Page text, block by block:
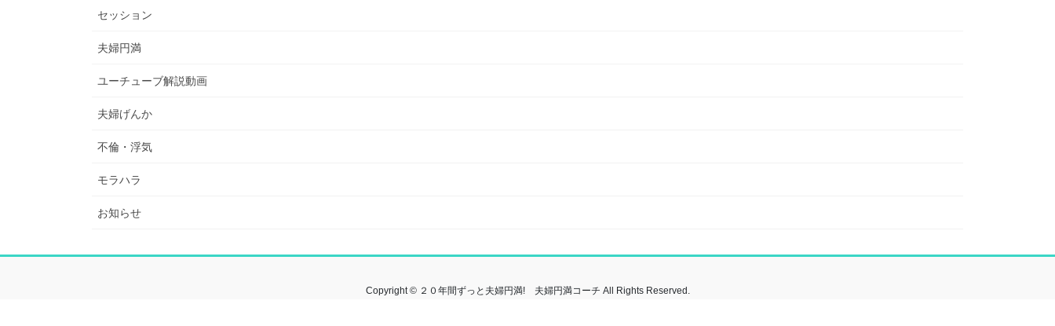
セッション
夫婦円満
ユーチューブ解説動画
夫婦げんか
不倫・浮気
モラハラ
お知らせ
Copyright © ２０年間ずっと夫婦円満! 夫婦円満コーチ All Rights Reserved.